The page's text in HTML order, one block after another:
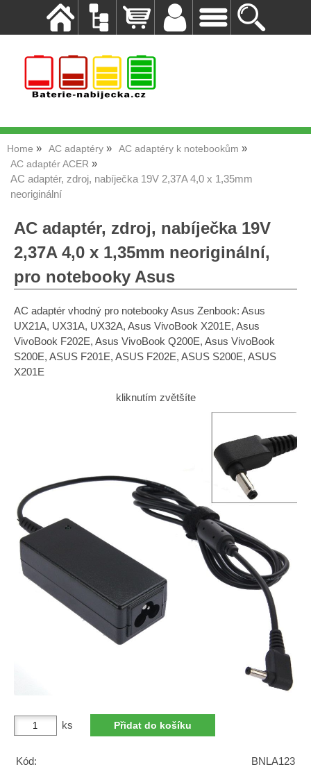
Home AC adaptéry
AC adaptéry k notebookům
AC adaptér ACER
AC adaptér, zdroj, nabíječka 19V 2,37A 4,0 x 1,35mm
neoriginální
AC adaptér, zdroj, nabíječka 19V
2,37A 4,0 x 1,35mm neoriginální,
pro notebooky Asus
AC adaptér vhodný pro notebooky Asus Zenbook: Asus
UX21A, UX31A, UX32A, Asus VivoBook X201E, Asus
VivoBook F202E, Asus VivoBook Q200E, Asus VivoBook
S200E, ASUS F201E, ASUS F202E, ASUS S200E, ASUS
X201E
kliknutím zvětšíte
ks
Kód:
BNLA123